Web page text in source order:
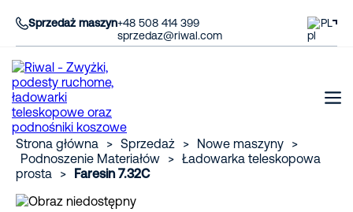
Sprzedaż maszyn+48 508 414 399
sprzedaz@riwal.com
PL
Strona główna > Sprzedaż > Nowe maszyny
>
Podnoszenie Materiałów
> Ładowarka teleskopowa
prosta
> Faresin 7.32C